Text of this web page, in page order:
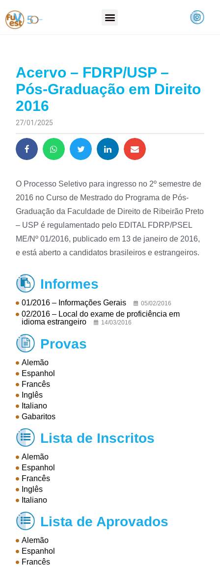
Acervo – FDRP/USP –
Pós-Graduação em Direito
2016
27/01/2025
O Processo Seletivo para ingresso no 2º semestre de
2016 no Curso de Mestrado do Programa de Pós-
Graduação da Faculdade de Direito de Ribeirão Preto
– USP é regulamentado pelo EDITAL FDRP/PSEL
ME/Nº 01/2016, publicado em 13 de janeiro de 2016,
e está aberto a candidatos brasileiros e estrangeiros.
 Informes
01/2016 – Informações Gerais 05/02/2016
02/2016 – Local do exame de proficiência em
idioma estrangeiro
14/03/2016
 Provas
Alemão
Espanhol
Francês
Inglês
Italiano
Gabaritos
 Lista de Inscritos
Alemão
Espanhol
Francês
Inglês
Italiano
 Lista de Aprovados
Alemão
Espanhol
Francês